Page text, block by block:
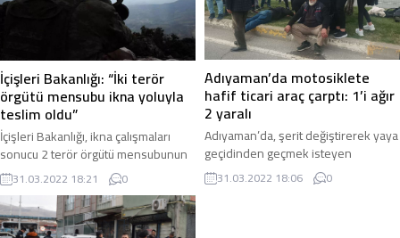
İçişleri Bakanlığı: “İki terör
örgütü mensubu ikna yoluyla
teslim oldu”
İçişleri Bakanlığı, ikna çalışmaları
sonucu 2 terör örgütü mensubunun
ikna yoluyla teslim olduğunu
duyurdu. İçişleri Bakanlığı tarafından
yapılan ...
31.03.2022 18:21 0
Adıyaman’da motosiklete
hafif ticari araç çarptı: 1’i ağır
2 yaralı
Adıyaman’da, şerit değiştirerek yaya
geçidinden geçmek isteyen
motosiklete hafif ticari aracın
çarpması sonucu meydana gelen
31.03.2022 18:06 0